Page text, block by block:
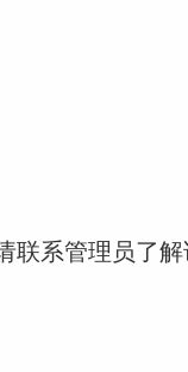
联系管理员了